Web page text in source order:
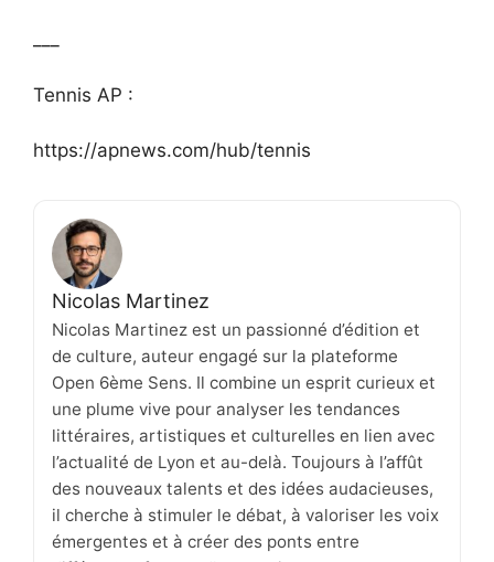
Tennis AP :
https://apnews.com/hub/tennis
Nicolas Martinez
Nicolas Martinez est un passionné d’édition et
de culture, auteur engagé sur la plateforme
Open 6ème Sens. Il combine un esprit curieux et
une plume vive pour analyser les tendances
littéraires, artistiques et culturelles en lien avec
l’actualité de Lyon et au-delà. Toujours à l’affût
des nouveaux talents et des idées audacieuses,
il cherche à stimuler le débat, à valoriser les voix
émergentes et à créer des ponts entre